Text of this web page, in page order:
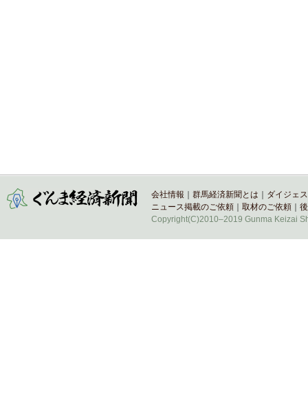
会社情報 群馬経済新聞とは
ダイジェ
ニュース掲載のご依頼
取材のご依頼
Copyright(C)2010–2019 Gunma Keizai